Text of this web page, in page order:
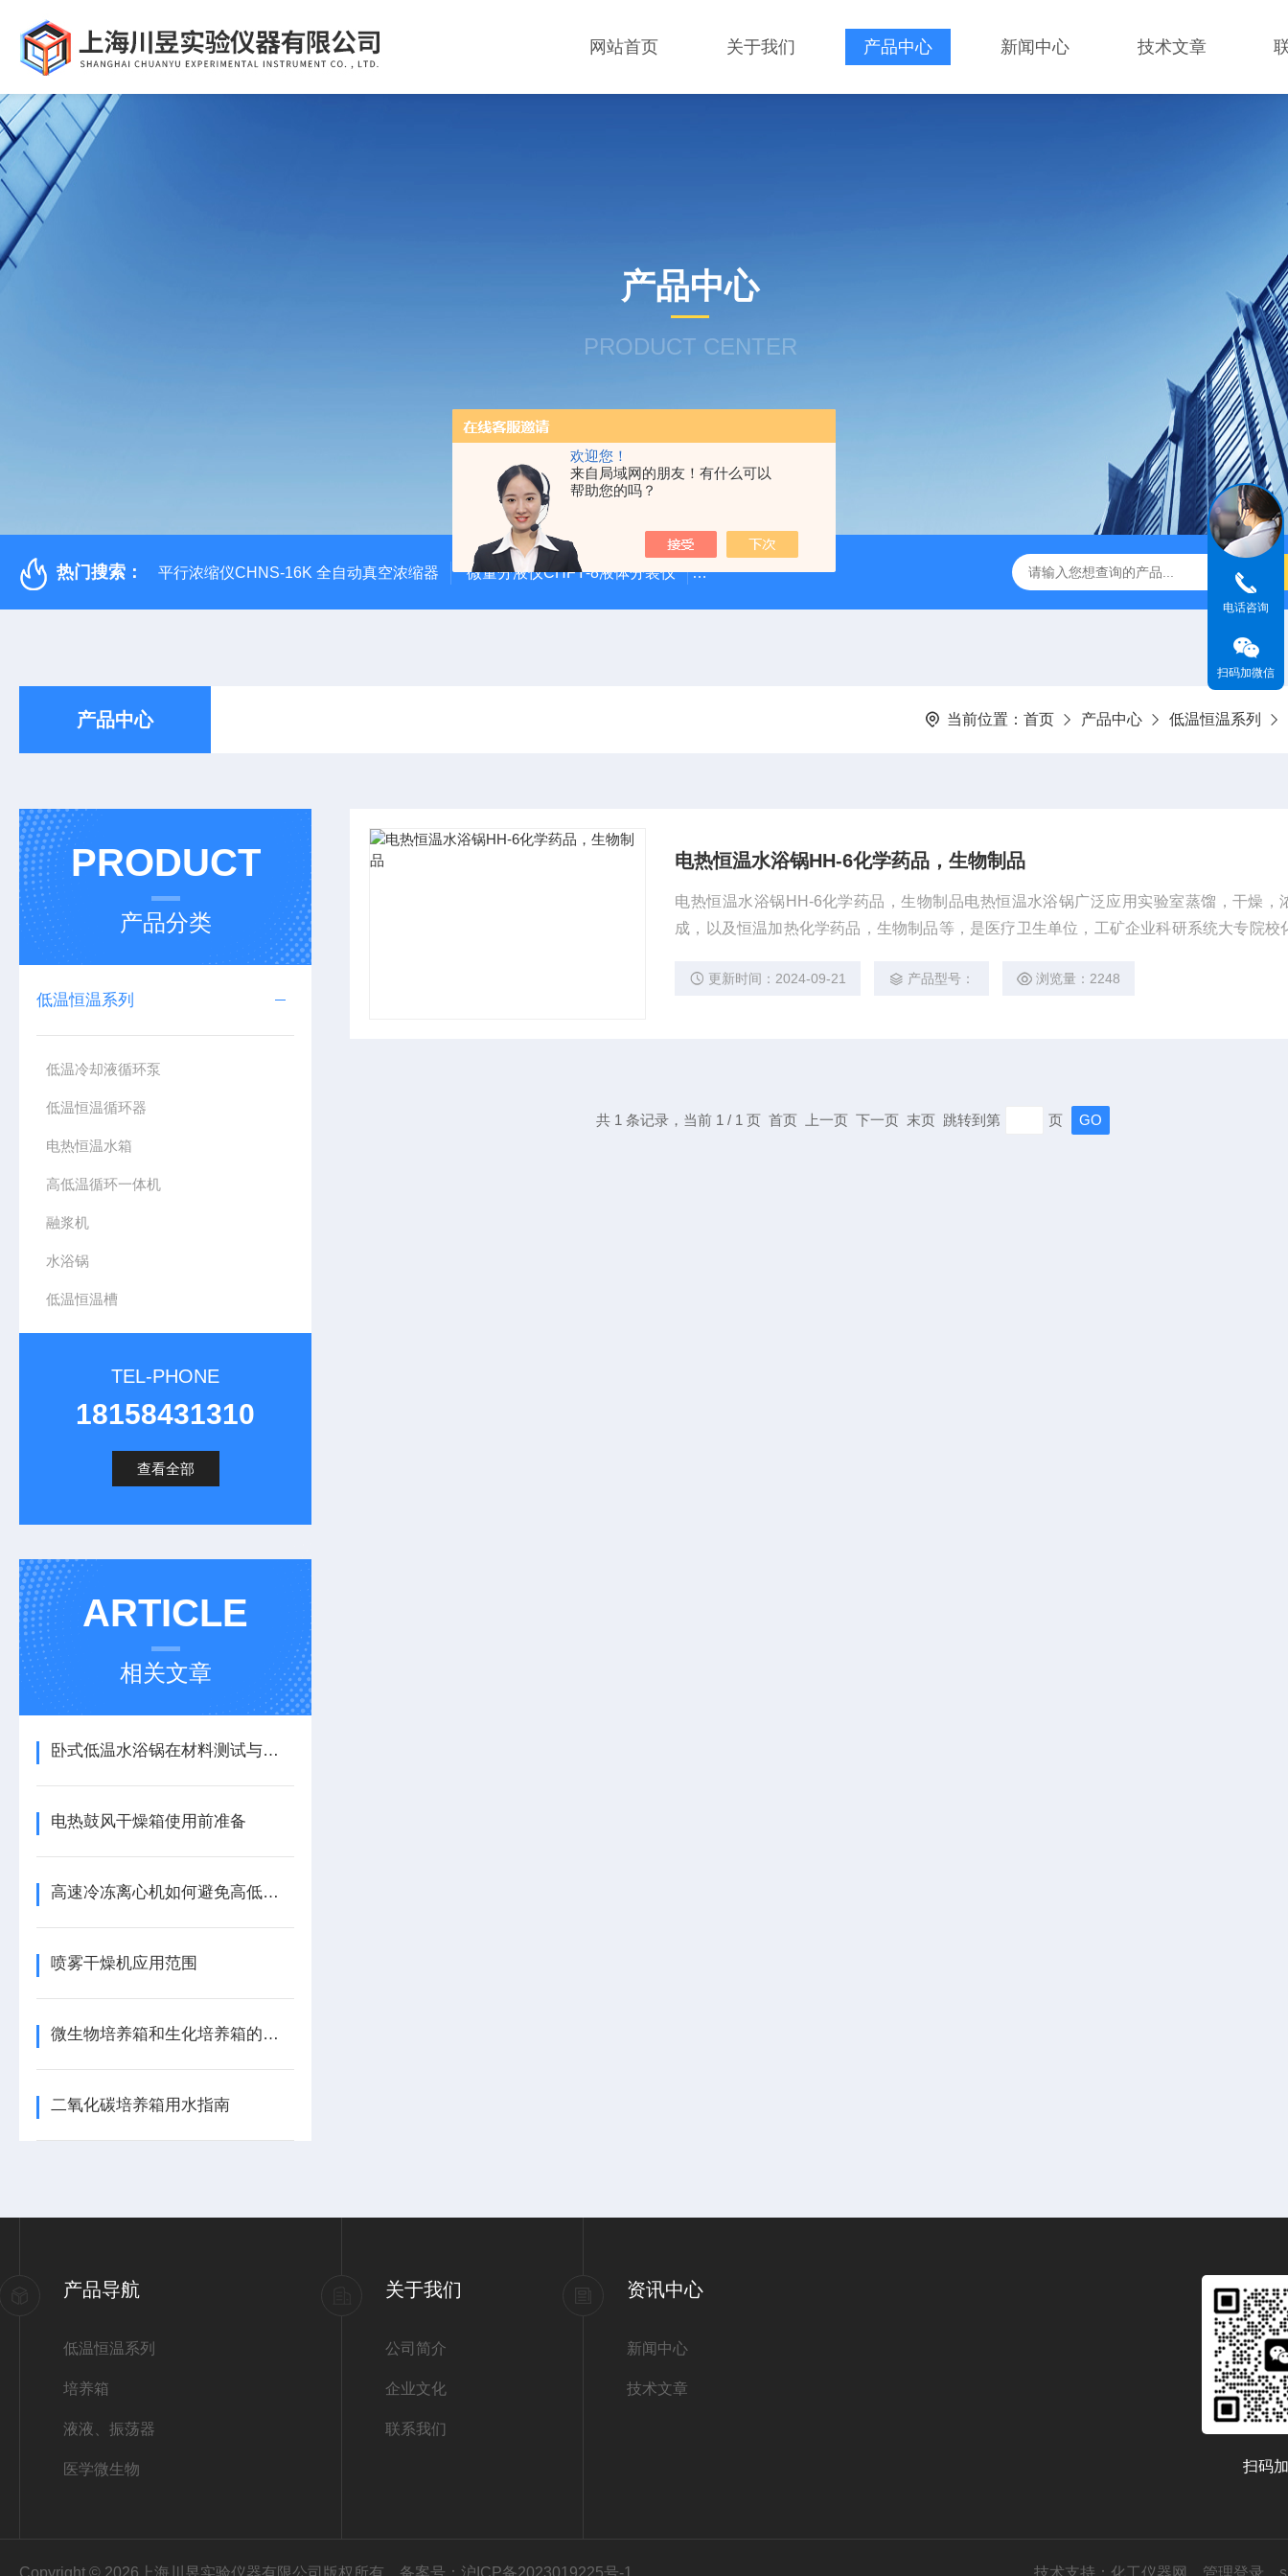
欢迎您！
来自局域网的朋友！有什么可以
帮助您的吗？
网站首页 关于我们 产品中心 新闻中心 技术文章
产品中心
PRODUCT CENTER
热门搜索： 平行浓缩仪CHNS-16K 全自动真空浓缩器 微量分液仪CHFY-8液体分装仪 全自动放射性水样蒸发浓缩赶酸仪ZDGS-8 厌氧手套箱YQX-I半自动厌氧培养箱
产品中心 当前位置： 首页 产品中心 低温恒温系列
PRODUCT
产品分类
低温恒温系列
低温冷却液循环泵
低温恒温循环器
电热恒温水箱
高低温循环一体机
融浆机
水浴锅
低温恒温槽
TEL-PHONE
18158431310
查看全部
ARTICLE
相关文章
卧式低温水浴锅在材料测试与化工合成中的应用
电热鼓风干燥箱使用前准备
高速冷冻离心机如何避免高低压喘振
喷雾干燥机应用范围
微生物培养箱和生化培养箱的区别
二氧化碳培养箱用水指南
电热恒温水浴锅HH-6化学药品，生物制品
电热恒温水浴锅HH-6化学药品，生物制品电热恒温水浴锅广泛应用实验室蒸馏，干燥，
成，以及恒温加热化学药品，生物制品等，是医疗卫生单位，工矿企业科研系统大专院校
更新时间：2024-09-21 产品型号： 浏览量：2248
共 1 条记录，当前 1 / 1 页 首页 上一页 下一页 末页 跳转到第 页
产品导航
低温恒温系列
培养箱
液液、振荡器
医学微生物
关于我们
公司简介
企业文化
联系我们
资讯中心
新闻中心
技术文章
扫码
Copyright © 2026上海川昱实验仪器有限公司版权所有 备案号：沪ICP备2023019225号-1 技术支持： 化工仪器网 管理登录
电话咨询
扫码加微信